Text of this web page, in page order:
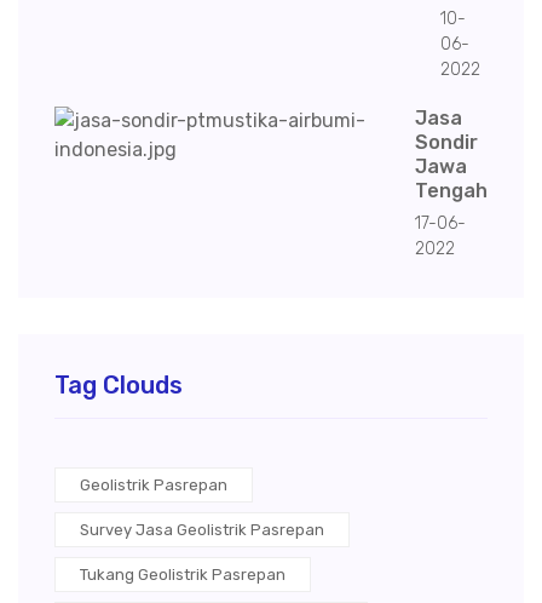
10-
06-
2022
Jasa
Sondir
Jawa
Tengah
17-06-
2022
Tag Clouds
Geolistrik Pasrepan
Survey Jasa Geolistrik Pasrepan
Tukang Geolistrik Pasrepan